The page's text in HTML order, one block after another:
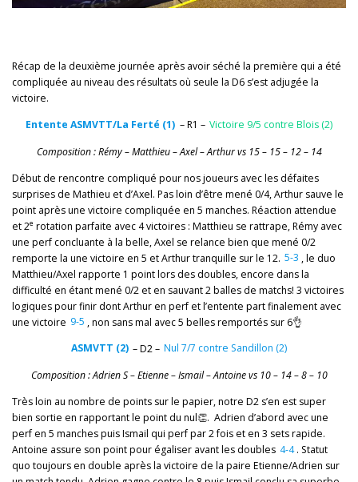
Récap de la deuxième journée après avoir séché la première qui a été
compliquée au niveau des résultats où seule la D6 s’est adjugée la
victoire.
Entente ASMVTT/La Ferté (1) – R1 – Victoire 9/5 contre Blois (2)
Composition : Rémy – Matthieu – Axel – Arthur vs 15 – 15 – 12 – 14
Début de rencontre compliqué pour nos joueurs avec les défaites
surprises de Mathieu et d’Axel. Pas loin d’être mené 0/4, Arthur sauve le
point après une victoire compliquée en 5 manches. Réaction attendue
et 2e rotation parfaite avec 4 victoires : Matthieu se rattrape, Rémy avec
une perf concluante à la belle, Axel se relance bien que mené 0/2
remporte la une victoire en 5 et Arthur tranquille sur le 12. 5-3 , le duo
Matthieu/Axel rapporte 1 point lors des doubles, encore dans la
difficulté en étant mené 0/2 et en sauvant 2 balles de matchs! 3 victoires
logiques pour finir dont Arthur en perf et l’entente part finalement avec
une victoire 9-5 , non sans mal avec 5 belles remportés sur 6👌
ASMVTT (2) – D2 – Nul 7/7 contre Sandillon (2)
Composition : Adrien S – Etienne – Ismail – Antoine vs 10 – 14 – 8 – 10
Très loin au nombre de points sur le papier, notre D2 s’en est super
bien sortie en rapportant le point du nul👏. Adrien d’abord avec une
perf en 5 manches puis Ismail qui perf par 2 fois et en 3 sets rapide.
Antoine assure son point pour égaliser avant les doubles 4-4 . Statut
quo toujours en double après la victoire de la paire Etienne/Adrien sur